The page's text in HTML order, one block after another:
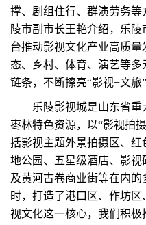
撑、剧组住行、群演劳务等
陵市副市长王艳介绍，乐
台推动影视文化产业高质
态、乡村、体育、演艺等
链条，不断擦亮“影视+文旅
乐陵影视城是山东省重
枣林特色资源，以“影视拍
括影视主题外景拍摄区、
地公园、五星级酒店、影视
及黄河古卷商业街等在内
时，打造了港口区、作坊
视文化这一核心，我们积